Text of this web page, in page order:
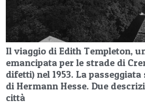
Il viaggio di Edith Templeton,
emancipata per le strade di
difetti) nel 1953. La
di Hermann Hesse. Due
città